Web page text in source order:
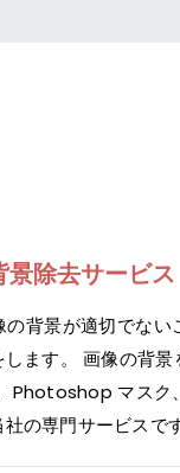
景除去サービス
背景が適切でな
ます。 画像の背
Photoshop マスク
の専門サービスです